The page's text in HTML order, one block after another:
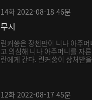
14화 2022-08-18 46분
무시
린커쑹은 장첸판이 니나 아주
고 의심해 니나 아주머니를 자
란에게 간다. 린커쑹이 상처받
12화 2022-08-17 45분